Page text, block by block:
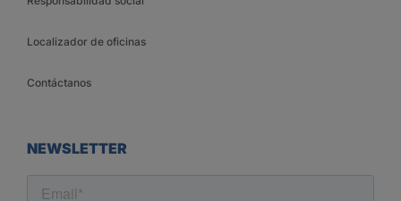
Localizador de oficinas
Contáctanos
NEWSLETTER